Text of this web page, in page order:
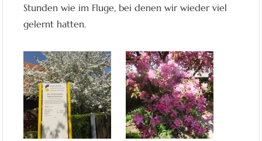
Stunden wie im Fluge, bei denen wir wieder viel
gelernt hatten.